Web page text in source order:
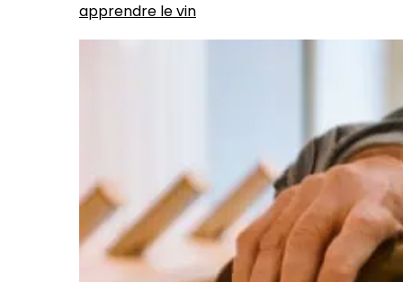
apprendre le vin